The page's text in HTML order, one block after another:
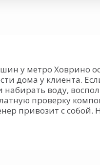
у метро Ховрино
дома у клиента.
набирать воду,
проверку
привозит с собой.